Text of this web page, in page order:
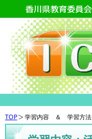
TOP 学習内容 ＆ 学習方